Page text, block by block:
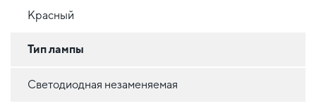
Красный
Тип лампы
Светодиодная незаменяемая